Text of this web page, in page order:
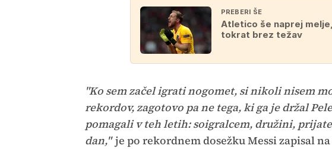
PREBERI ŠE
Atletico še naprej
tokrat brez težav
"Ko sem začel igrati nogomet, si nikoli nisem
rekordov, zagotovo pa ne tega, ki ga je držal
pomagali v teh letih: soigralcem, družini,
dan,"je po rekordnem dosežku Messi zapisal